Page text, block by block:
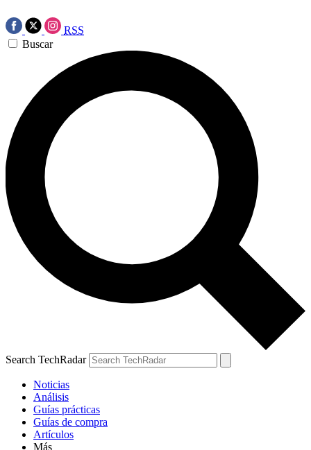
RSS
Buscar
Search TechRadar
Noticias
Análisis
Guías prácticas
Guías de compra
Artículos
Más